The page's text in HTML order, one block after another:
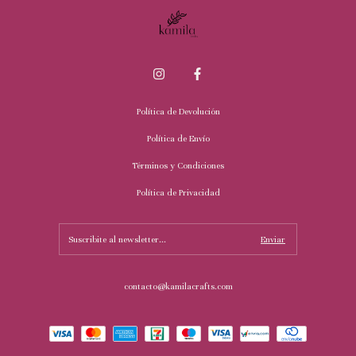
Política de Devolución
Política de Envío
Términos y Condiciones
Política de Privacidad
contacto@kamilacrafts.com